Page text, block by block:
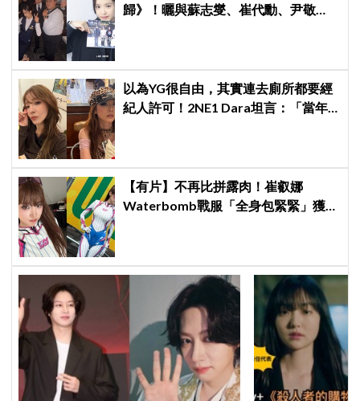
歸》！曬與蘇志燮、崔代勳、尹敬
以為YG很自由，其實連去廁所都要經
紀人許可！2NE1 Dara坦言：「當年
【有片】不再比拼露肉！崔叡娜
Waterbomb戰服「全身包緊緊」獲好